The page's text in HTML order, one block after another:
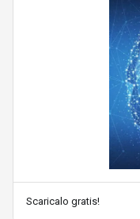
Scaricalo gratis!